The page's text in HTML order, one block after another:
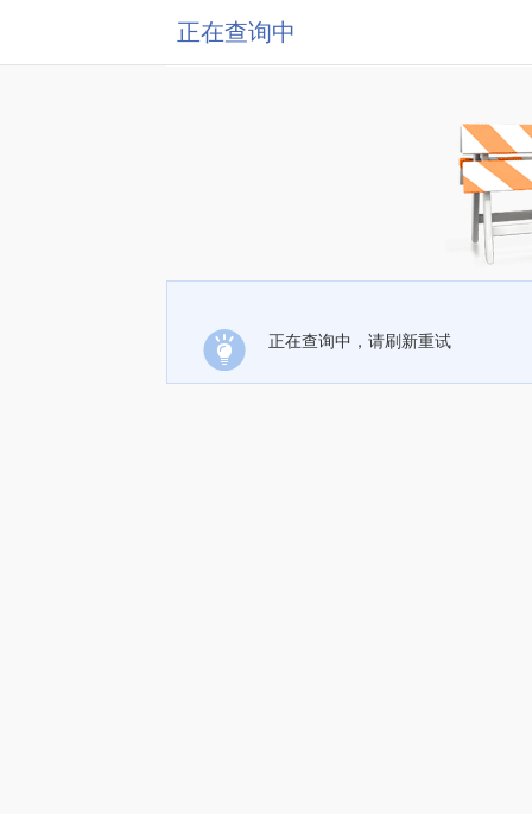
正在查询中
正在查询中，请刷新重试